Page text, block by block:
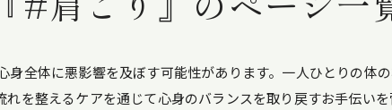
全体に悪影響を及ぼす可能性があります。一人ひとりの体
を整えるケアを通じて心身のバランスを取り戻すお手伝いを